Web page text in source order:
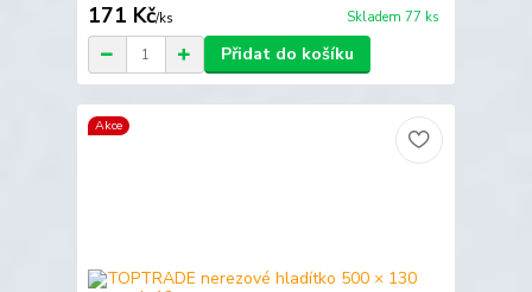
171 Kč/ks Skladem 77 ks
Přidat do košíku
Akce